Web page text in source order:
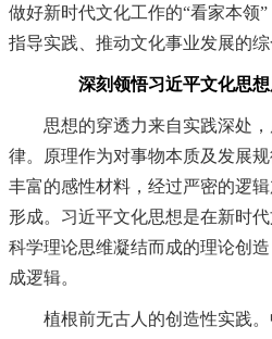
做好新时代文化工作的“看家本领
指导实践、推动文化事业发展的综
深刻领悟习近平文化思想
思想的穿透力来自实践深处，
律。原理作为对事物本质及发展
丰富的感性材料，经过严密的逻
形成。习近平文化思想是在新时
科学理论思维凝结而成的理论创
成逻辑。
植根前无古人的创造性实践。